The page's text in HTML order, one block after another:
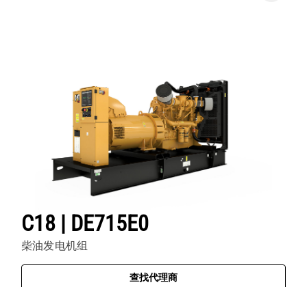
C18 | DE715E0
柴油发电机组
查找代理商